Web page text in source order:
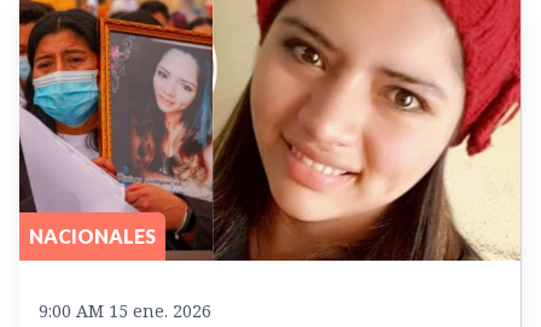
NACIONALES
9:00 AM 15 ene. 2026